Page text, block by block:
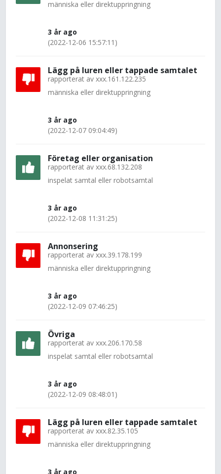
människa eller direktuppringning
3 år ago
(2022-12-06 15:57:11)
Lägg på luren eller tappade samtalet
rapporterat av xxx.161.122.235
människa eller direktuppringning
3 år ago
(2022-12-07 09:04:49)
Företag eller organisation
rapporterat av xxx.68.132.208
inspelat samtal eller robotsamtal
3 år ago
(2022-12-08 11:31:25)
Annonsering
rapporterat av xxx.39.178.199
människa eller direktuppringning
3 år ago
(2022-12-09 07:46:25)
Övriga
rapporterat av xxx.206.170.58
inspelat samtal eller robotsamtal
3 år ago
(2022-12-09 08:48:01)
Lägg på luren eller tappade samtalet
rapporterat av xxx.82.35.105
människa eller direktuppringning
3 år ago